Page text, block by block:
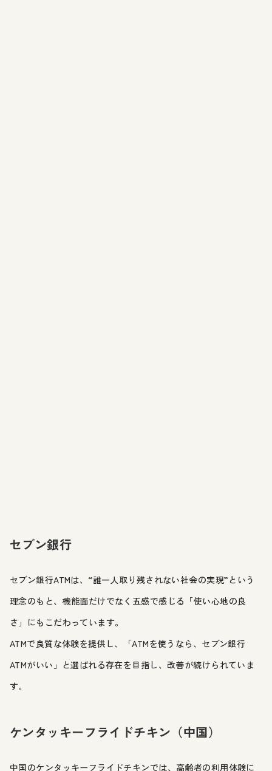
セブン銀行
セブン銀行ATMは、“誰一人取り残されない社会の実現”という
理念のもと、機能面だけでなく五感で感じる「使い心地の良
さ」にもこだわっています。
ATMで良質な体験を提供し、「ATMを使うなら、セブン銀行
ATMがいい」と選ばれる存在を目指し、改善が続けられていま
す。
ケンタッキーフライドチキン（中国）
中国のケンタッキーフライドチキンでは、高齢者の利用体験に